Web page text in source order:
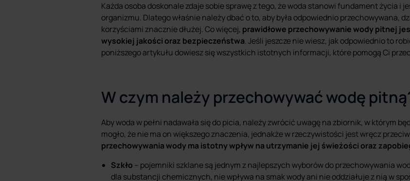
Każda osoba doskonale zdaje sobie sprawę z tego, że woda stanowi fundament życia i
organizmu. Dlatego właśnie należy dbać o to, aby była odpowiednio przechowywana,
korzyściami znacznie dłużej. Co więcej, prawidłowe przechowywanie wody pitnej
wysokiej jakości oraz bezpieczeństwa. Jeśli jeszcze nie wiesz, jak odpowiednio to
poniższego artykułu dowiesz się wszystkich istotnych informacji, które pomogą Ci
W czym należy przechowywać wodę
Aby woda w pełni nadawała się do picia, należy zwrócić uwagę na zbiornik, w którym
mogło, że nie ma on większego znaczenia, jednakże w rzeczywistości jest wręcz
przechowywania wody ma istotny wpływ na utrzymanie jej świeżości oraz
Szkło – pojemniki szklane są jednym z najlepszych wyborów do przechowywania
dla substancji chemicznych, nie wpływa na smak wody ani nie oddziałuje z nią w